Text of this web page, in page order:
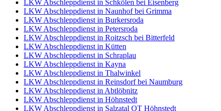
LKW Abschleppdienst in Schkölen bei Eisenberg
LKW Abschleppdienst in Naunhof bei Grimma
LKW Abschleppdienst in Burkersroda
LKW Abschleppdienst in Petersroda
LKW Abschleppdienst in Roitzsch bei Bitterfeld
LKW Abschleppdienst in Kütten
LKW Abschleppdienst in Schraplau
LKW Abschleppdienst in Kayna
LKW Abschleppdienst in Thalwinkel
LKW Abschleppdienst in Reinsdorf bei Naumburg
LKW Abschleppdienst in Abtlöbnitz
LKW Abschleppdienst in Höhnstedt
LKW Abschleppdienst in Salzatal OT Höhnstedt